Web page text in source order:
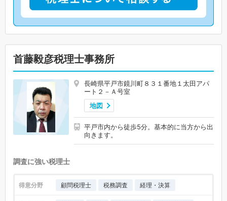
首藤毅彦税理士事務所
長崎県平戸市鏡川町８３１番地１太田アパ
ート２－Ａ号室
地図
平戸市内から徒歩5分。基本的に当方から出
向きます。
調査に強い税理士
得意分野 顧問税理士 税務調査 経理・決算